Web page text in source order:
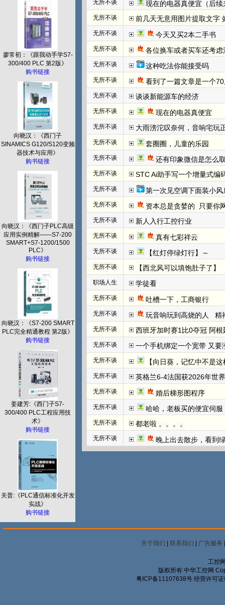
廖常初：《跟我动手学S7-
300/400 PLC 第2版》
购书链接
向晓汉：《西门子
SINAMICS G120/S120变频
器技术与应用》
购书链接
向晓汉：《西门子PLC高级
应用实例精解——S7-200
SMART+S7-1200/1500
PLC》
购书链接
向晓汉：《S7-200 SMART
PLC完全精通教程 第2版》
购书链接
姜建芳:《西门子S7-
300/400 PLC工程应用技
术》
购书链接
关普:《PLC通信标准化开发
实战》
购书链接
无所不谈 现在的电器真便宜（后续
无所不谈 前几天无意用图片提取文字
无所不谈 今天又买2本二手书
无所不谈 各位换车或者买车还考虑
无所不谈 这种吃法你能接受吗
无所不谈 看到了一篇文章是一个
无所不谈 谈谈新能源车的经济
无所不谈 现在的电器真便宜
无所不谈 大雨滂沱叹奈何，音响宅玩
无所不谈 套圈圈，儿童的乐园
无所不谈 还有印象微信是怎么
无所不谈 STC Ai助手写一个增量式编
无所不谈 第一次见空调下面装小风
无所不谈 资本总是贪婪的  只要你
无所不谈 新人入行工控行业
无所不谈 真有七彩祥云
无所不谈 【红灯停绿灯行】～
无所不谈 【西北风可以填饱肚子了】
职场人生 学徒看
无所不谈 吐槽一下，工商银行
无所不谈 玩音响玩到高烧的人   精
无所不谈 西班牙加时赛1比0夺冠 阿
无所不谈 一个手机绑定一个宽带 又要
无所不谈 【向日葵，记忆中不是
无所不谈 英格兰6-4法国获2026年世
无所不谈 婚后梯形图程序
无所不谈 哈哈，老板买的便宜伺
无所不谈 都老啦 。。。。
无所不谈 晚上出去散步，看到
关于我们 | 联系我们 | 广告服务
工控
版权所有 中华工控网
粤ICP备11107638号 经营许可